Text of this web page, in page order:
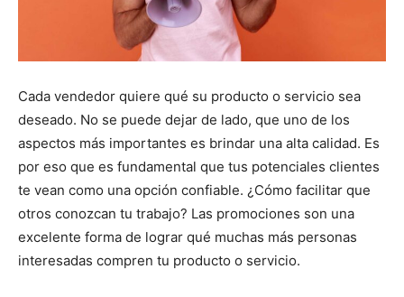
Cada vendedor quiere qué su producto o servicio sea
deseado. No se puede dejar de lado, que uno de los
aspectos más importantes es brindar una alta calidad. Es
por eso que es fundamental que tus potenciales clientes
te vean como una opción confiable. ¿Cómo facilitar que
otros conozcan tu trabajo? Las promociones son una
excelente forma de lograr qué muchas más personas
interesadas compren tu producto o servicio.